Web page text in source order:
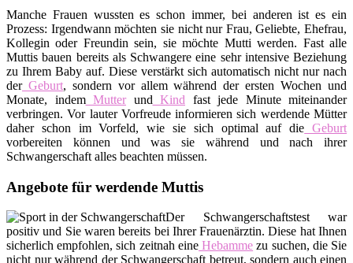
Manche Frauen wussten es schon immer, bei anderen ist es ein
Prozess: Irgendwann möchten sie nicht nur Frau, Geliebte, Ehefrau,
Kollegin oder Freundin sein, sie möchte Mutti werden. Fast alle
Muttis bauen bereits als Schwangere eine sehr intensive Beziehung
zu Ihrem Baby auf. Diese verstärkt sich automatisch nicht nur nach
derGeburt, sondern vor allem während der ersten Wochen und
Monate, indemMutterund Kind fast jede Minute miteinander
verbringen. Vor lauter Vorfreude informieren sich werdende Mütter
daher schon im Vorfeld, wie sie sich optimal auf die Geburt
vorbereiten können und was sie während und nach ihrer
Schwangerschaft alles beachten müssen.
Angebote für werdende Muttis
Der Schwangerschaftstest war
positiv und Sie waren bereits bei Ihrer Frauenärztin. Diese hat Ihnen
sicherlich empfohlen, sich zeitnah eineHebamme zu suchen, die Sie
nicht nur während der Schwangerschaft betreut, sondern auch einen